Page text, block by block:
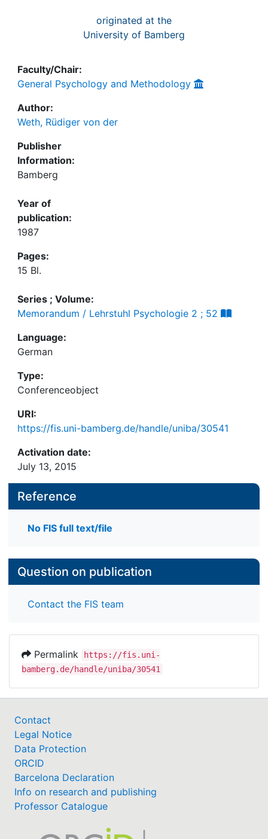
originated at the
University of Bamberg
Faculty/Chair:
General Psychology and Methodology
Author:
Weth, Rüdiger von der
Publisher
Information:
Bamberg
Year of
publication:
1987
Pages:
15 Bl.
Series ; Volume:
Memorandum / Lehrstuhl Psychologie 2 ; 52
Language:
German
Type:
Conferenceobject
URI:
https://fis.uni-bamberg.de/handle/uniba/30541
Activation date:
July 13, 2015
Reference
No FIS full text/file
Question on publication
Contact the FIS team
Permalink
https://fis.uni-
bamberg.de/handle/uniba/30541
Contact
Legal Notice
Data Protection
ORCID
Barcelona Declaration
Info on research and publishing
Professor Catalogue